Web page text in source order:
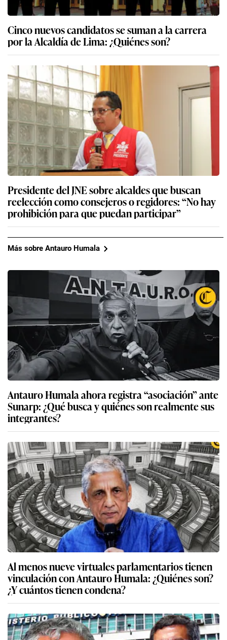
Cinco nuevos candidatos se suman a la carrera
por la Alcaldía de Lima: ¿Quiénes son?
Presidente del JNE sobre alcaldes que buscan
reelección como consejeros o regidores: “No hay
prohibición para que puedan participar”
Más sobre Antauro Humala
Antauro Humala ahora registra “asociación” ante
Sunarp: ¿Qué busca y quiénes son realmente sus
integrantes?
Al menos nueve virtuales parlamentarios tienen
vinculación con Antauro Humala: ¿Quiénes son?
¿Y cuántos tienen condena?